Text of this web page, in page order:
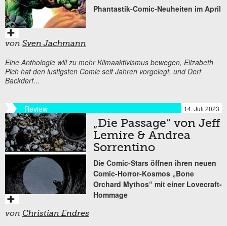
Phantastik-Comic-Neuheiten im April
von Sven Jachmann
Eine Anthologie will zu mehr Klimaaktivismus bewegen, Elizabeth
Pich hat den lustigsten Comic seit Jahren vorgelegt, und Derf
Backderf...
Review 14. Juli 2023
„Die Passage“ von Jeff
Lemire & Andrea
Sorrentino
Die Comic-Stars öffnen ihren neuen
Comic-Horror-Kosmos „Bone
Orchard Mythos“ mit einer Lovecraft-
Hommage
von Christian Endres